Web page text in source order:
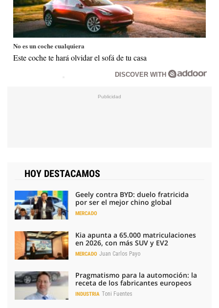
No es un coche cualquiera
Este coche te hará olvidar el sofá de tu casa
DISCOVER WITH
HOY DESTACAMOS
Geely contra BYD: duelo fratricida
por ser el mejor chino global
MERCADO
Kia apunta a 65.000 matriculaciones
en 2026, con más SUV y EV2
MERCADO Juan Carlos Payo
Pragmatismo para la automoción: la
receta de los fabricantes europeos
INDUSTRIA Toni Fuentes